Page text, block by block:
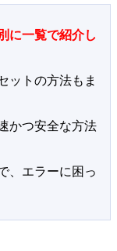
に一覧で紹介し
ットの方法もま
かつ安全な方法
、エラーに困っ